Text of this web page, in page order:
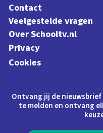
Contact
Veelgestelde vragen
Over Schooltv.nl
Privacy
Cookies
Ontvang jij de
te melden en ontvang